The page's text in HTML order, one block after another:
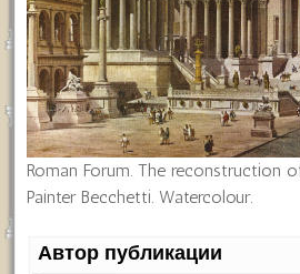
Roman Forum. The reconstruction
Painter Becchetti. Watercolour.
Автор публикации